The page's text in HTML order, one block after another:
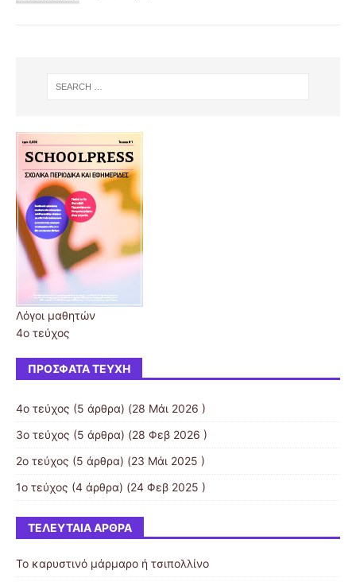
Λόγοι μαθητών
4ο τεύχος
ΠΡΌΣΦΑΤΑ ΤΕΎΧΗ
4ο τεύχος (5 άρθρα) (28 Μάι 2026 )
3ο τεύχος (5 άρθρα) (28 Φεβ 2026 )
2ο τεύχος (5 άρθρα) (23 Μάι 2025 )
1ο τεύχος (4 άρθρα) (24 Φεβ 2025 )
ΤΕΛΕΥΤΑΊΑ ΆΡΘΡΑ
Το καρυστινό μάρμαρο ή τσιπολλίνο